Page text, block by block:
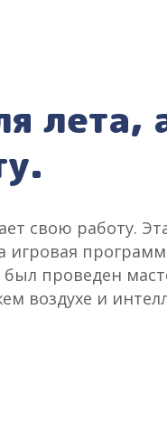
свою работу.
проведен
воздухе и